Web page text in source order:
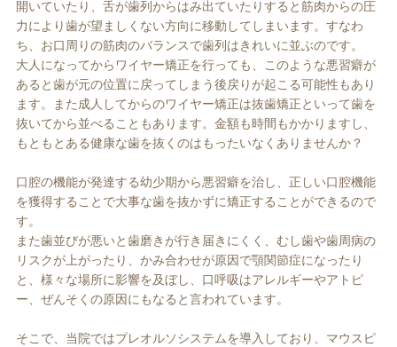
開いていたり、舌が歯列からはみ出ていたりすると筋肉からの圧
力により歯が望ましくない方向に移動してしまいます。すなわ
ち、お口周りの筋肉のバランスで歯列はきれいに並ぶのです。
大人になってからワイヤー矯正を行っても、このような悪習癖が
あると歯が元の位置に戻ってしまう後戻りが起こる可能性もあり
ます。また成人してからのワイヤー矯正は抜歯矯正といって歯を
抜いてから並べることもあります。金額も時間もかかりますし、
もともとある健康な歯を抜くのはもったいなくありませんか？
口腔の機能が発達する幼少期から悪習癖を治し、正しい口腔機能
を獲得することで大事な歯を抜かずに矯正することができるので
す。
また歯並びが悪いと歯磨きが行き届きにくく、むし歯や歯周病の
リスクが上がったり、かみ合わせが原因で顎関節症になったり
と、様々な場所に影響を及ぼし、口呼吸はアレルギーやアトピ
ー、ぜんそくの原因にもなると言われています。
そこで、当院ではプレオルソシステムを導入しており、マウスピ